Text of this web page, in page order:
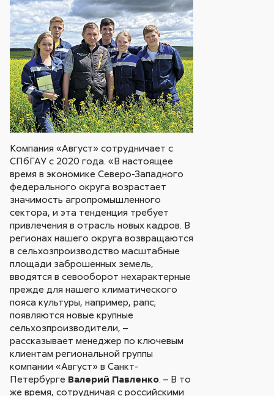
Компания «Август» сотрудничает с
СПбГАУ с 2020 года. «В настоящее
время в экономике Северо-Западного
федерального округа возрастает
значимость агропромышленного
сектора, и эта тенденция требует
привлечения в отрасль новых кадров. В
регионах нашего округа возвращаются
в сельхозпроизводство масштабные
площади заброшенных земель,
вводятся в севооборот нехарактерные
прежде для нашего климатического
пояса культуры, например, рапс;
появляются новые крупные
сельхозпроизводители, –
рассказывает менеджер по ключевым
клиентам региональной группы
компании «Август» в Санкт-
Петербурге Валерий Павленко. – В то
же время, сотрудничая с российскими